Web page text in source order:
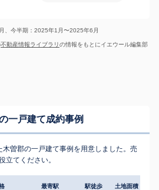
、今半期：2025年1月〜2025年6月
不動産情報ライブラリの情報をもとにイエウール編集部
一戸建て成約事例
曽郡の一戸建て事例を用意しました。売
立てください。
最寄駅 駅徒歩 土地面積